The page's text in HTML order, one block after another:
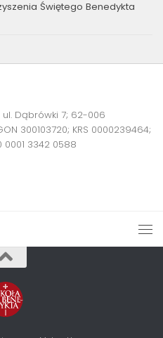
Świętego Benedykta
Dąbrówki 7; 62-006
300103720; KRS 0000239464;
0001 3342 0588